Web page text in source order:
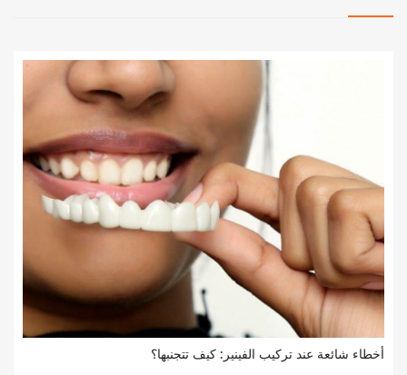
أخطاء شائعة عند تركيب الفينير: كيف تتجنبها؟